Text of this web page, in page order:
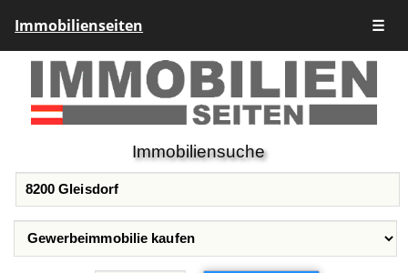
Immobilienseiten ☰
Immobiliensuche